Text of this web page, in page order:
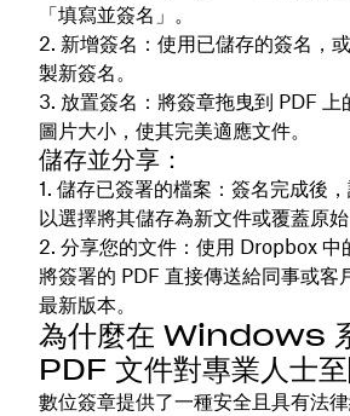
「填寫並簽名」。
新增簽名：使用已儲存的簽名，
製新簽名。
放置簽名：將簽章拖曳到 PDF 上
圖片大小，使其完美適應文件。
儲存並分享：
儲存已簽署的檔案：簽名完成後
以選擇將其儲存為新文件或覆蓋原始
分享您的文件：使用 Dropbox 中
將簽署的 PDF 直接傳送給同事或客
最新版本。
為什麼在 Windows
PDF 文件對專業人士
數位簽章提供了一種安全且具有法